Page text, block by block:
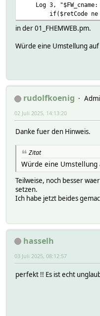
Log 3, "$FW_cname:
if($retCode ne
in der 01_FHEMWEB.pm.
Würde eine Umstellung
rudolfkoenig
02 Juli 2025, 14:13:20
Danke fuer den Hinweis.
Zitat
Würde eine Umstellung
Teilweise, noch besser
setzen.
Ich habe jetzt beides
hasselh
03 Juli 2025, 08:12:57
perfekt !! Es ist echt